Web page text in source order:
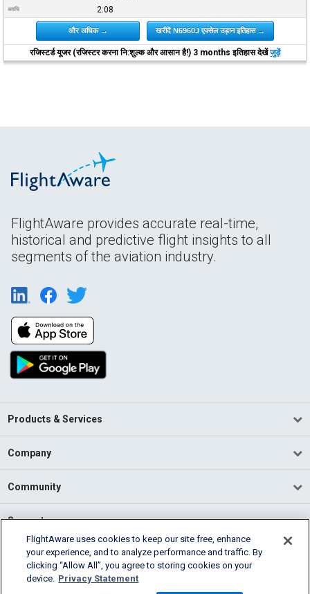
अवधि 2:08
और अधिक → खरीदें N6960J एक्सेल उड़ान इतिहास →
रजिस्टर्ड यूजर (रजिस्टर करना नि:शुल्क और आसान है!) 3 months इतिहास देखेंजुड़ें
FlightAware provides accurate real-time,
historical and predictive flight insights to all
segments of the aviation industry.
Products & Services
Company
Community
Support
English (USA)
2026 FlightAware
FlightAware uses cookies to keep our site free, enhance
your experience, and to analyze performance and traffic. By
clicking “Allow All”, you agree to storing cookies on your
device. Privacy Statement